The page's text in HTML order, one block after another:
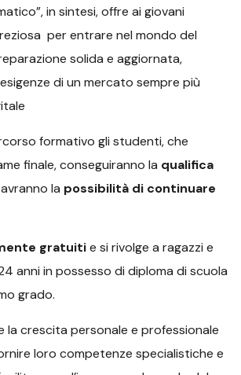
in sintesi, offre ai giovani
per entrare nel mondo del
solida e aggiornata,
di un mercato sempre più
formativo gli studenti, che
finale, conseguiranno la qualifica
la possibilità di continuare
gratuitie si rivolge a ragazzi e
anni in possesso di diploma di scuola
grado.
la crescita personale e professionale
loro competenze specialistiche e